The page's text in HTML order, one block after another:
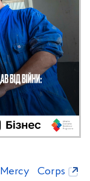
Mercy Corps